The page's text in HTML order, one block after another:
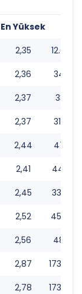
En Yüksek
2,35
2,36
2,37
2,37
2,44
2,41
2,45
2,52
2,56
2,87
2,78